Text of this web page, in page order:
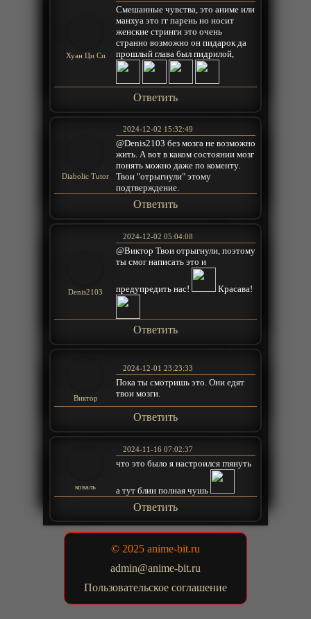
Хуан Ци Си
Смешанные чувства, это аниме или
манхуа это гг парень но носит
женские стринги это очень
странно возможно он пидарок да
прошлый глава был пидрилой,
Ответить
Diabolic Tutor
2024-12-02 15:32:49
@Denis2103 без мозга не возможно
жить. А вот в каком состоянии мозг
понять можно даже по коменту.
Твои "отрыгнули" этому
подтверждение.
Ответить
Denis2103
2024-12-02 05:04:08
@Виктор Твои отрыгнули, поэтому
ты смог написать это и
предупредить нас! Красава!
Ответить
Виктор
2024-12-01 23:23:33
Пока ты смотришь это. Они едят
твои мозги.
Ответить
коваль
2024-11-16 07:02:37
что это было я настроился глянуть
а тут блин полная чушь
Ответить
© 2025 anime-bit.ru
admin@anime-bit.ru
Пользовательское соглашение